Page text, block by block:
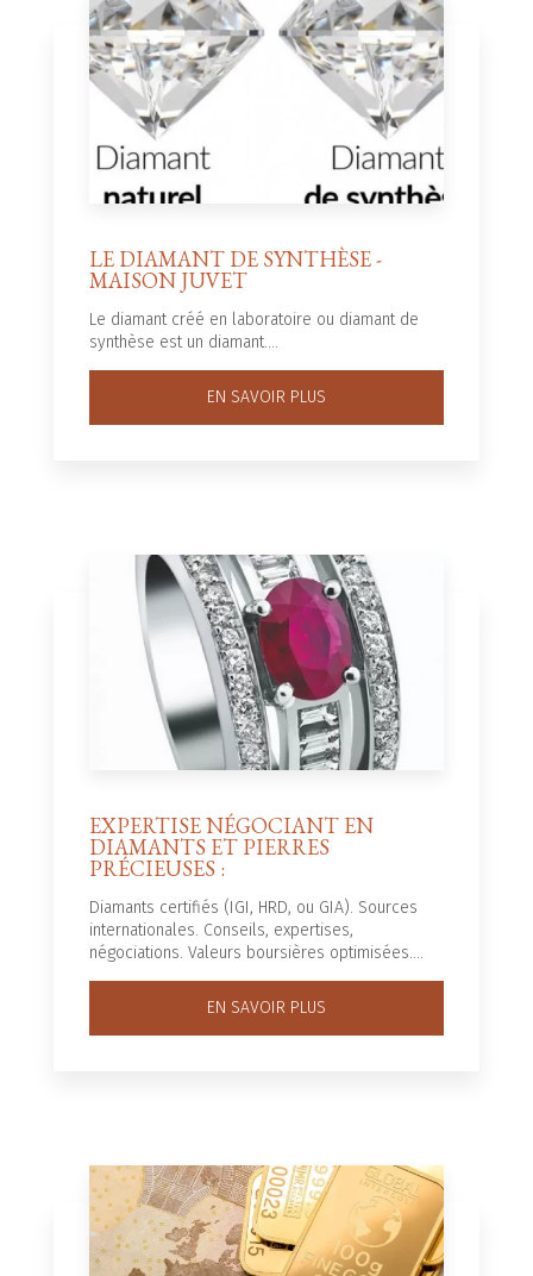
LE DIAMANT DE SYNTHÈSE -
MAISON JUVET
Le diamant créé en laboratoire ou diamant de
synthèse est un diamant....
EN SAVOIR PLUS
EXPERTISE NÉGOCIANT EN
DIAMANTS ET PIERRES
PRÉCIEUSES :
Diamants certifiés (IGI, HRD, ou GIA). Sources
internationales. Conseils, expertises,
négociations. Valeurs boursières optimisées....
EN SAVOIR PLUS